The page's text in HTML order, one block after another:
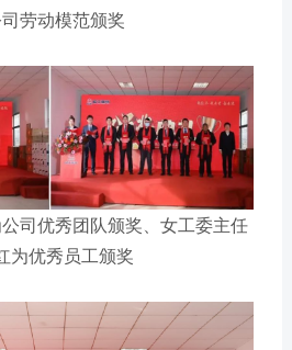
劳动模范颁奖
司优秀团队颁奖、女工委主任
为优秀员工颁奖